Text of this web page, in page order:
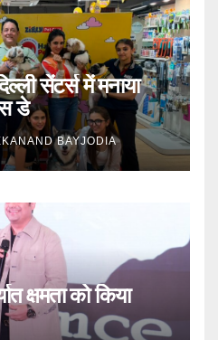
सेंटर्स में मनाया
डे
BAYJODIA
क्षमता को किया